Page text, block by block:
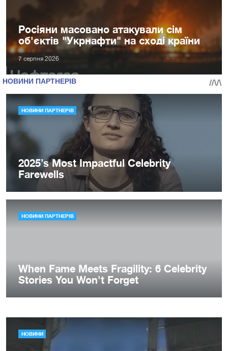
Росіяни масовано атакували сім
об'єктів "Укрнафти" на сході країни
7 серпня 2026
НОВИНИ